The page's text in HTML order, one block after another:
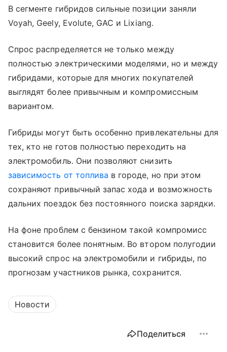
В сегменте гибридов сильные позиции заняли
Voyah, Geely, Evolute, GAC и Lixiang.
Спрос распределяется не только между
полностью электрическими моделями, но и между
гибридами, которые для многих покупателей
выглядят более привычным и компромиссным
вариантом.
Гибриды могут быть особенно привлекательны для
тех, кто не готов полностью переходить на
электромобиль. Они позволяют снизить
зависимость от топлива в городе, но при этом
сохраняют привычный запас хода и возможность
дальних поездок без постоянного поиска зарядки.
На фоне проблем с бензином такой компромисс
становится более понятным. Во втором полугодии
высокий спрос на электромобили и гибриды, по
прогнозам участников рынка, сохранится.
Новости
Поделиться